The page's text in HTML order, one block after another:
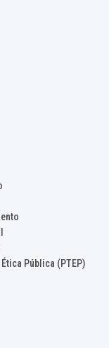
Pública (PTEP)